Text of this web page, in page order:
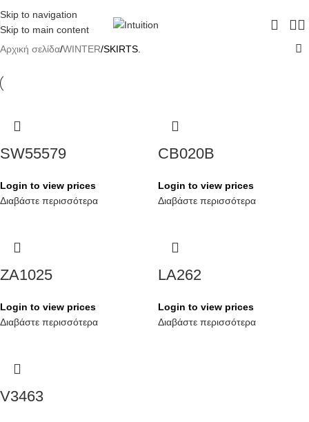
Skip to navigation
Skip to main content
Αρχική σελίδα WINTER SKIRTS.
SW55579
Login to view prices
Διαβάστε περισσότερα
CB020B
Login to view prices
Διαβάστε περισσότερα
ZA1025
Login to view prices
Διαβάστε περισσότερα
LA262
Login to view prices
Διαβάστε περισσότερα
V3463